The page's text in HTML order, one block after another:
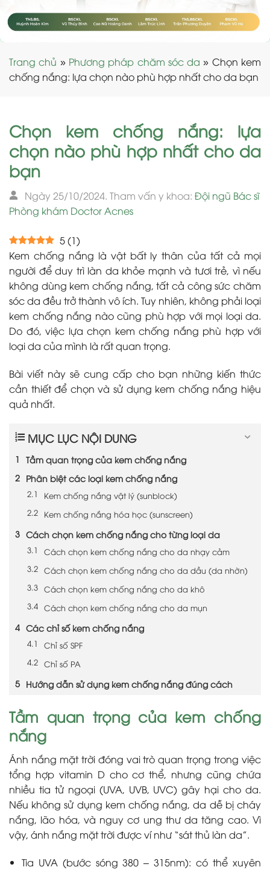
Trang chủ » Phương pháp chăm sóc da » Chọn kem
chống nắng: lựa chọn nào phù hợp nhất cho da bạn
Chọn kem chống nắng: lựa
chọn nào phù hợp nhất cho da
bạn
Ngày 25/10/2024. Tham vấn y khoa: Đội ngũ Bác sĩ
Phòng khám Doctor Acnes
5(1)
Kem chống nắng là vật bất ly thân của tất cả mọi
người để duy trì làn da khỏe mạnh và tươi trẻ, vì nếu
không dùng kem chống nắng, tất cả công sức chăm
sóc da đều trở thành vô ích. Tuy nhiên, không phải loại
kem chống nắng nào cũng phù hợp với mọi loại da.
Do đó, việc lựa chọn kem chống nắng phù hợp với
loại da của mình là rất quan trọng.
Bài viết này sẽ cung cấp cho bạn những kiến thức
cần thiết để chọn và sử dụng kem chống nắng hiệu
quả nhất.
MỤC LỤC NỘI DUNG
Tầm quan trọng của kem chống nắng
Phân biệt các loại kem chống nắng
Kem chống nắng vật lý (sunblock)
Kem chống nắng hóa học (sunscreen)
Cách chọn kem chống nắng cho từng loại da
Cách chọn kem chống nắng cho da nhạy cảm
Cách chọn kem chống nắng cho da dầu (da nhờn)
Cách chọn kem chống nắng cho da khô
Cách chọn kem chống nắng cho da mụn
Các chỉ số kem chống nắng
Chỉ số SPF
Chỉ số PA
Hướng dẫn sử dụng kem chống nắng đúng cách
Tầm quan trọng của kem chống
nắng
Ánh nắng mặt trời đóng vai trò quan trọng trong việc
tổng hợp vitamin D cho cơ thể, nhưng cũng chứa
nhiều tia tử ngoại (UVA, UVB, UVC) gây hại cho da.
Nếu không sử dụng kem chống nắng, da dễ bị cháy
nắng, lão hóa, và nguy cơ ung thư da tăng cao. Vì
vậy, ánh nắng mặt trời được ví như “sát thủ làn da”.
Tia UVA (bước sóng 380 – 315nm): có thể xuyên